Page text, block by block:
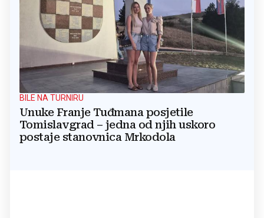
BILE NA TURNIRU
Unuke Franje Tuđmana posjetile
Tomislavgrad – jedna od njih uskoro
postaje stanovnica Mrkodola